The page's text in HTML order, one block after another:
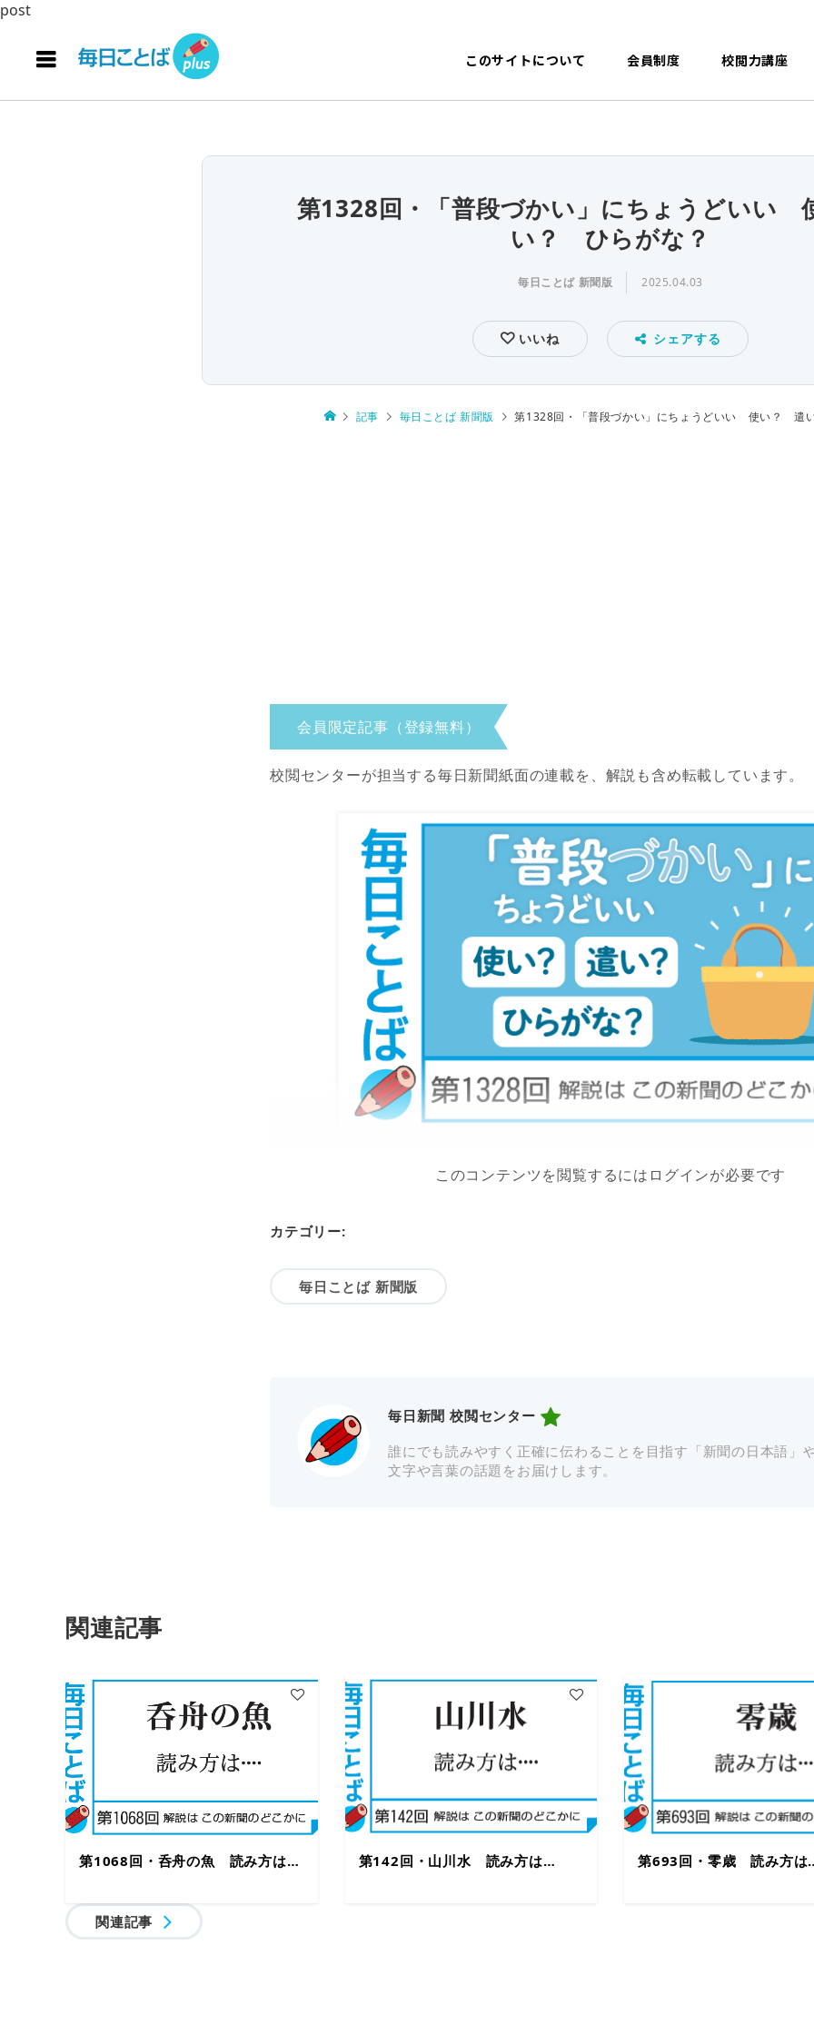
post
このサイトについて 会員制度 校閲力講座
第1328回・「普段づかい」にちょうどいい
い？ ひらがな？
毎日ことば 新聞版 2025.04.03
いいね シェアする
記事 毎日ことば 新聞版 第1328回・「普段づかい」にちょうどいい 使い？ 遣
会員限定記事（登録無料）
校閲センターが担当する毎日新聞紙面の連載を、解説も含め転載しています。
このコンテンツを閲覧するにはログインが必要です
カテゴリー:
毎日ことば 新聞版
毎日新聞 校閲センター
誰にでも読みやすく正確に伝わることを目指す「新聞の日本語」
文字や言葉の話題をお届けします。
関連記事
第1068回・呑舟の魚 読み方は… 第142回・山川水 読み方は… 第693回・零歳 読み方は
関連記事